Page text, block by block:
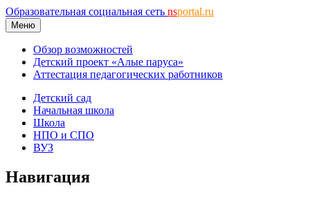
Образовательная социальная сеть nsportal.ru
Меню
Обзор возможностей
Детский проект «Алые паруса»
Аттестация педагогических работников
Детский сад
Начальная школа
Школа
НПО и СПО
ВУЗ
Навигация